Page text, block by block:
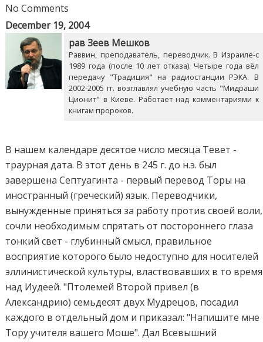
No Comments
December 19, 2004
рав Зеев Мешков
Раввин, преподаватель, переводчик. В Израиле-с
1989 года (после 10 лет отказа). Четыре года вёл
передачу "Традиция" на радиостанции РЭКА. В
2002-2005 гг. возглавлял учебную часть "Мидраши
Ционит" в Киеве. Работает над комментариями к
книгам пророков.
В нашем календаре десятое число месяца Тевет -
траурная дата. В этот день в 245 г. до н.э. был
завершена Септуагинта - первый перевод Торы на
иностранный (греческий) язык. Переводчики,
вынужденные приняться за работу против своей воли,
сочли необходимым спрятать от постороннего глаза
тонкий свет - глубинный смысл, правильное
восприятие которого было недоступно для носителей
эллинистической культуры, властвовавших в то время
над Иудеей. "Птолемей Второй привел (в
Александрию) семьдесят двух Мудрецов, посадил
каждого в отдельный дом и приказал: "Напишите мне
Тору учителя вашего Моше". Дал Всевышний